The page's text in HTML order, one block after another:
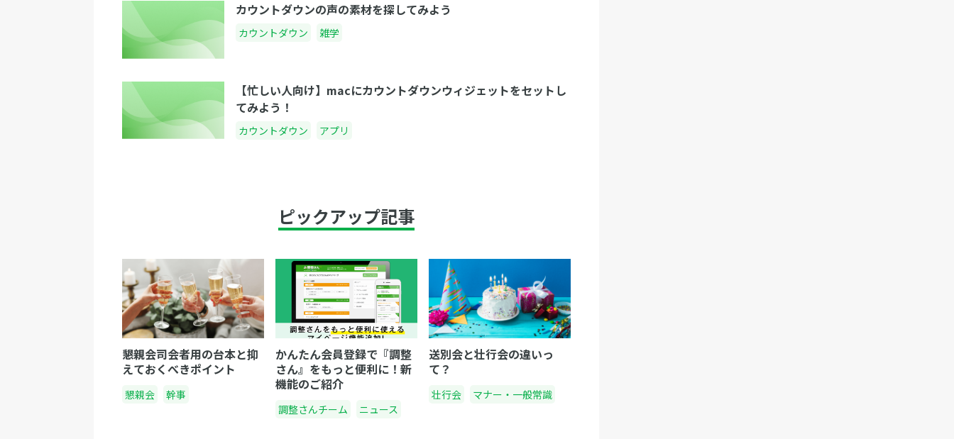
カウントダウンの声の素材を探してみよう
カウントダウン 雑学
【忙しい人向け】macにカウントダウンウィジェットをセットし
てみよう！
カウントダウン アプリ
ピックアップ記事
懇親会司会者用の台本と抑
えておくべきポイント
懇親会 幹事
かんたん会員登録で『調整
さん』をもっと便利に！新
機能のご紹介
調整さんチーム ニュース
送別会と壮行会の違いっ
て？
壮行会 マナー・一般常識